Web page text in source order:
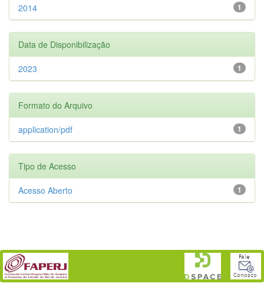
1
2014
Data de Disponibilização
1
2023
Formato do Arquivo
1
application/pdf
Tipo de Acesso
1
Acesso Aberto